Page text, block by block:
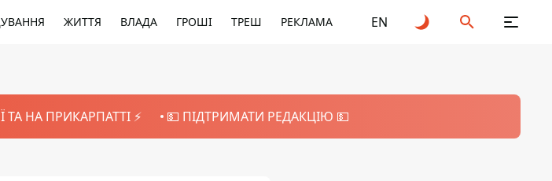
ЖИТТЯ ВЛАДА ГРОШІ ТРЕШ РЕКЛАМА EN
НА ПРИКАРПАТТІ ⚡️ 💵 ПІДТРИМАТИ РЕДАКЦІЮ 💵